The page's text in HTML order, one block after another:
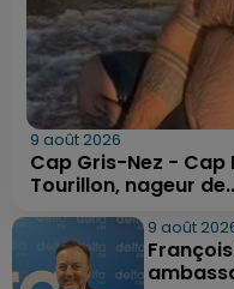
9 août 2026
Cap Gris-Nez - Cap
Tourillon, nageur
9 août